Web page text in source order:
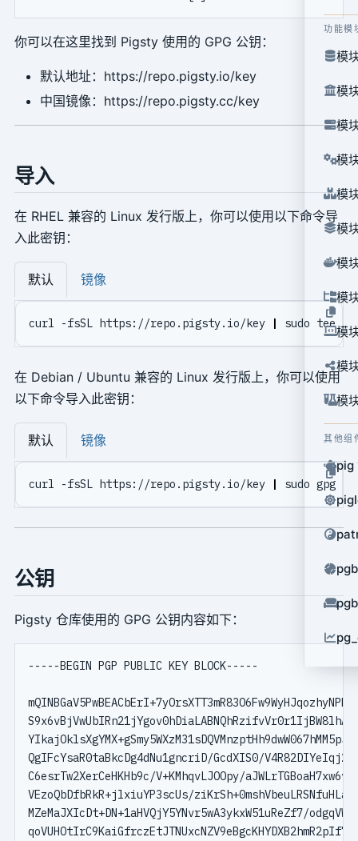
功能模
模
模
模
模
模
模
模
模
模
模
模
其他组
pig
你可以在这里找到 Pigsty 使用的 GPG 公钥：
默认地址：https://repo.pigsty.io/key
中国镜像：https://repo.pigsty.cc/key
导入
在 RHEL 兼容的 Linux 发行版上，你可以使用以下命令导
入此密钥：
默认 镜像
curl -fsSL https://repo.pigsty.io/key |
在 Debian / Ubuntu 兼容的 Linux 发行版上，你可以使用
以下命令导入此密钥：
默认 镜像
curl -fsSL https://repo.pigsty.io/key |
公钥
Pigsty 仓库使用的 GPG 公钥内容如下：
-----BEGIN PGP PUBLIC KEY BLOCK-----
QgIFcYsaR0taBkcDg4dNu1gncriD/GcdXIS0/
C6esrTw2XerCeHKHb9c/V+KMhqvLJOOpy/
VEzoQbDfbRkR+jlxiuYP3scUs/
MZeMaJXIcDt+DN+1aHVQjY5YNvr5wA3ykxW51uReZf7/